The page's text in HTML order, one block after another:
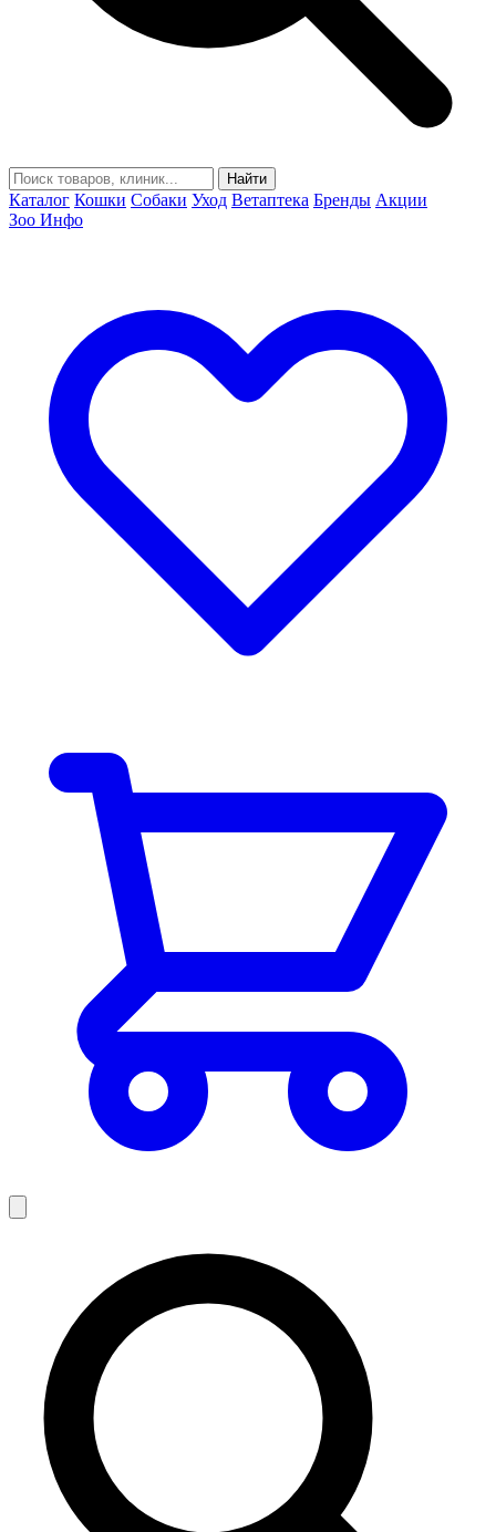
Найти
Каталог Кошки Собаки Уход Ветаптека Бренды Акции
Зоо Инфо